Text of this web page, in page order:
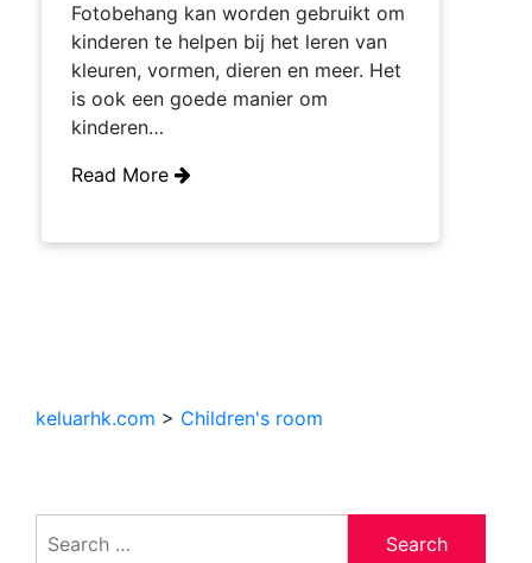
Fotobehang kan worden gebruikt om
kinderen te helpen bij het leren van
kleuren, vormen, dieren en meer. Het
is ook een goede manier om
kinderen…
Read More
keluarhk.com > Children's room
for: